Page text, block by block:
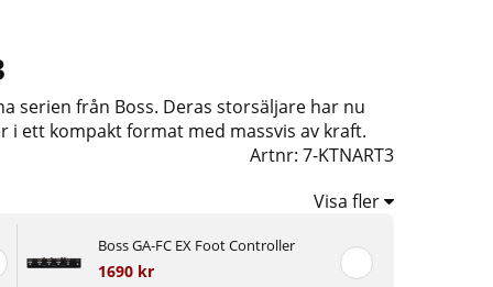
serien från Boss. Deras storsäljare har nu
i ett kompakt format med massvis av kraft.
Artnr: 7-KTNART3
Visa fler
Boss GA-FC EX Foot Controller
1690 kr